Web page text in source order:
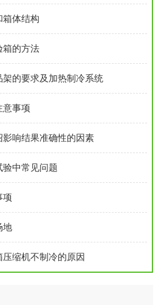
箱体结构
箱的方法
的要求及加热制冷系统
意事项
响结果准确性的因素
验中常见问题
项
地
缩机不制冷的原因